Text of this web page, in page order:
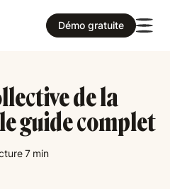
Démo gratuite
de la
guide complet
7 min